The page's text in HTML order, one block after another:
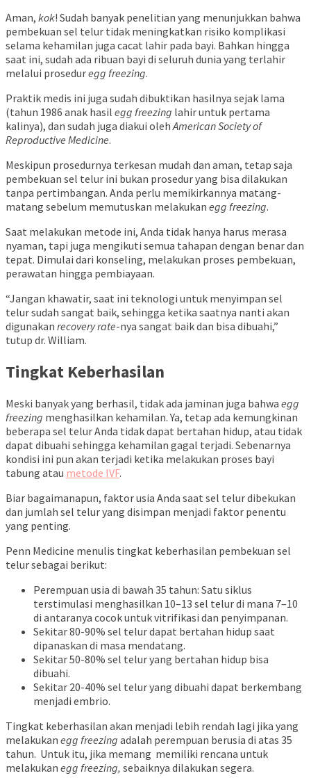
Aman, kok! Sudah banyak penelitian yang menunjukkan bahwa
pembekuan sel telur tidak meningkatkan risiko komplikasi
selama kehamilan juga cacat lahir pada bayi. Bahkan hingga
saat ini, sudah ada ribuan bayi di seluruh dunia yang terlahir
melalui proseduregg freezing.
Praktik medis ini juga sudah dibuktikan hasilnya sejak lama
(tahun 1986 anak hasil egg freezing lahir untuk pertama
kalinya), dan sudah juga diakui olehAmerican Society of
Reproductive Medicine.
Meskipun prosedurnya terkesan mudah dan aman, tetap saja
pembekuan sel telur ini bukan prosedur yang bisa dilakukan
tanpa pertimbangan. Anda perlu memikirkannya matang-
matang sebelum memutuskan melakukan egg freezing.
Saat melakukan metode ini, Anda tidak hanya harus merasa
nyaman, tapi juga mengikuti semua tahapan dengan benar dan
tepat. Dimulai dari konseling, melakukan proses pembekuan,
perawatan hingga pembiayaan.
“Jangan khawatir, saat ini teknologi untuk menyimpan sel
telur sudah sangat baik, sehingga ketika saatnya nanti akan
digunakan recovery rate-nya sangat baik dan bisa dibuahi,”
tutup dr. William.
Tingkat Keberhasilan
Meski banyak yang berhasil, tidak ada jaminan juga bahwa egg
freezing menghasilkan kehamilan. Ya, tetap ada kemungkinan
beberapa sel telur Anda tidak dapat bertahan hidup, atau tidak
dapat dibuahi sehingga kehamilan gagal terjadi. Sebenarnya
kondisi ini pun akan terjadi ketika melakukan proses bayi
tabung atau metode IVF.
Biar bagaimanapun, faktor usia Anda saat sel telur dibekukan
dan jumlah sel telur yang disimpan menjadi faktor penentu
yang penting.
Penn Medicine menulis tingkat keberhasilan pembekuan sel
telur sebagai berikut:
Perempuan usia di bawah 35 tahun: Satu siklus
terstimulasi menghasilkan 10–13 sel telur di mana 7–10
di antaranya cocok untuk vitrifikasi dan penyimpanan.
Sekitar 80-90% sel telur dapat bertahan hidup saat
dipanaskan di masa mendatang.
Sekitar 50-80% sel telur yang bertahan hidup bisa
dibuahi.
Sekitar 20-40% sel telur yang dibuahi dapat berkembang
menjadi embrio.
Tingkat keberhasilan akan menjadi lebih rendah lagi jika yang
melakukan egg freezing adalah perempuan berusia di atas 35
tahun. Untuk itu, jika memang memiliki rencana untuk
melakukan egg freezing, sebaiknya dilakukan segera.